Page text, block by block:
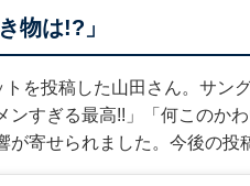
物は!?」
を投稿した山田さん。サン
ンすぎる最高!!」「何このか
が寄せられました。今後の投